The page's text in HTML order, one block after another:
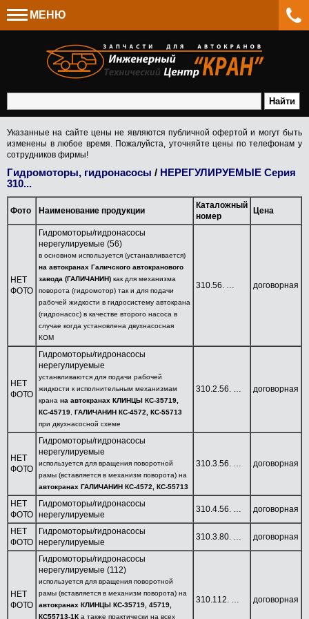
МЕНЮ
Запчасти для
автокранов
Механика
Гидроцилиндры
Гидрораспределители и
комплектующие
Гидрооборудование
Стропы, канаты,
такелажные изделия
Гидромоторы,
гидронасосы
РЕГУЛИРУЕМЫЕ
Серии 303...
НЕРЕГУЛИРУЕМЫЕ
Серия 310...
Пневмораспределители
Приборы безопасности
Отопительные приборы
для автокранов
Электрооборудование
Указанные на сайте цены не являются публичной офертой и могут быть
изменены в любое время. Пожалуйста, уточняйте цены по телефонам у
сотрудников фирмы!
Гидромоторы, гидронасосы / НЕРЕГУЛИРУЕМЫЕ Серия
310...
Фото Наименование продукции
Каталожный
номер
Цена
НЕТ
ФОТО
Гидромоторы/гидронасосы
нерегулируемые (56)
в основном используется (устанавливается)
на автокранах Галичского автокранового
завода (ГАЛИЧАНИН) как для механизма
поворота (гидромотор) так и для подачи
рабочей жидкости в гидросистему автокрана
(гидронасос) в качестве второго насоса в
случае когда установлена двухнасосная
КОМ
310.56. … договорная
НЕТ
ФОТО
Гидромоторы/гидронасосы
нерегулируемые
устанвливаются для подачи рабочей
жидкости к исполнительным механизмам
крана на автокранах КЛИНЦЫ КС-35719,
КС-45719 ГАЛИЧАНИН КС-4572, КС-55713
при двухнасосной схеме
310.2.56. … договорная
НЕТ
ФОТО
Гидромоторы/гидронасосы
нерегулируемые
используется для вращения поворотной
рамы (вставляется в механизм поворота) на
автокранах ГАЛИЧАНИН КС-4572, КС-55713
310.3.56. … договорная
НЕТ
ФОТО
Гидромоторы/гидронасосы
нерегулируемые
310.4.56. … договорная
НЕТ
ФОТО
Гидромоторы/гидронасосы
нерегулируемые
310.3.80. … договорная
НЕТ
ФОТО
Гидромоторы/гидронасосы
нерегулируемые (112)
используется для вращения поворотной
рамы (вставляется в механизм поворота) на
автокранах КЛИНЦЫ КС-35719, 45719,
КС55713-1К а также практически на всех
310.112. … договорная